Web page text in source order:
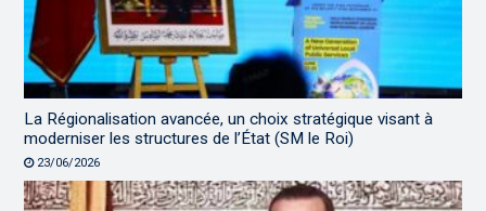
La Régionalisation avancée, un choix stratégique visant à
moderniser les structures de l’État (SM le Roi)
23/06/2026